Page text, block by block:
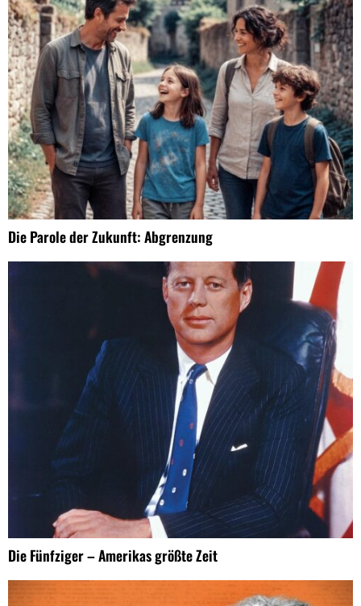
Die Parole der Zukunft: Abgrenzung
Die Fünfziger – Amerikas größte Zeit